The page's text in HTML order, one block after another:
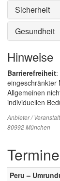
Sicherheit
Gesundheit
Hinweise
Barrierefreiheit
eingeschränkter
Allgemeinen
individuellen
Anbieter /
80992 München
Termine
Peru –